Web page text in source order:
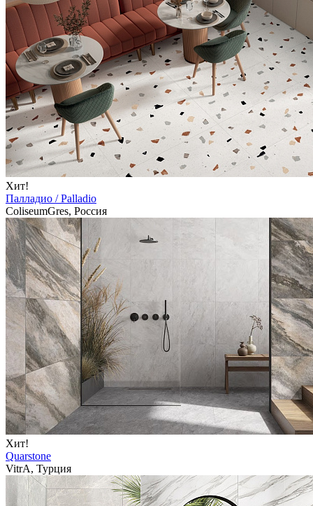
Хит!
Палладио / Palladio
ColiseumGres, Россия
Хит!
Quarstone
VitrA, Турция